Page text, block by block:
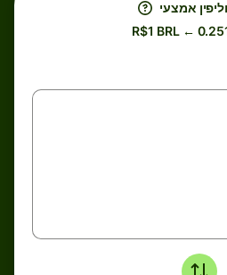
אמצעי
R$1 BRL ←